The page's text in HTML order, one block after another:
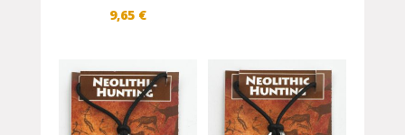
9,65 €